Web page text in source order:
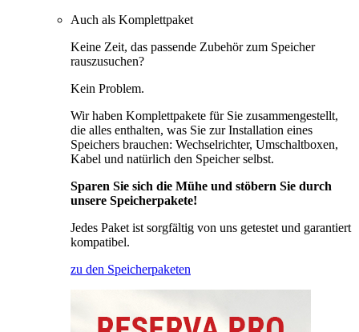
Auch als Komplettpaket
Keine Zeit, das passende Zubehör zum Speicher
rauszusuchen?
Kein Problem.
Wir haben Komplettpakete für Sie zusammengestellt,
die alles enthalten, was Sie zur Installation eines
Speichers brauchen: Wechselrichter, Umschaltboxen,
Kabel und natürlich den Speicher selbst.
Sparen Sie sich die Mühe und stöbern Sie durch
unsere Speicherpakete!
Jedes Paket ist sorgfältig von uns getestet und garantiert
kompatibel.
zu den Speicherpaketen